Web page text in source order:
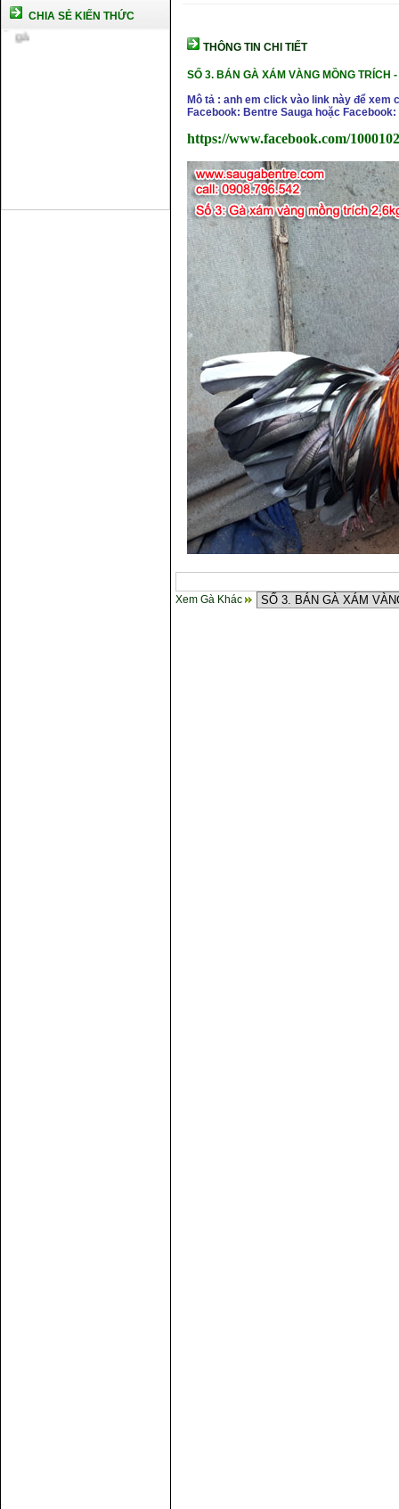
CHIA SẺ KIẾN THỨC
Cách điều trị bệnh sổ mũi cho
gà
THÔNG TIN CHI TIẾT
SỐ 3. BÁN GÀ XÁM VÀNG MỒNG TRÍCH -
Mô tả : anh em click vào link này để
Facebook: Bentre Sauga hoặc Facebook:
https://www.facebook.com/
Xem Gà Khác